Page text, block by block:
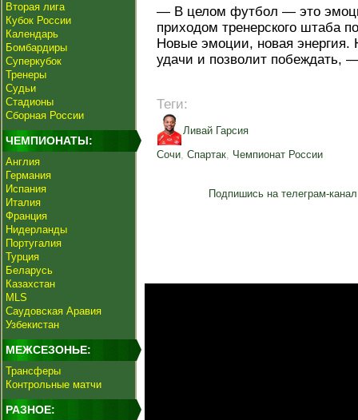
Вторая лига
Кубок России
Календарь
Бомбардиры
Суперкубок
Тренеры
Судьи
Стадионы
Сборная России
ЧЕМПИОНАТЫ:
Англия
Германия
Испания
Италия
Франция
Нидерланды
Португалия
Турция
Беларусь
Казахстан
MLS
Саудовская Аравия
Узбекистан
МЕЖСЕЗОНЬЕ:
Трансферы
Контрольные матчи
РАЗНОЕ:
— В целом футбол — это
приходом тренерского штаба
Новые эмоции, новая энергия.
удачи и позволит побеждать,
Теги:
Ливай Гарсия
Сочи, Спартак, Чемпионат России
Подпишись на телеграм-